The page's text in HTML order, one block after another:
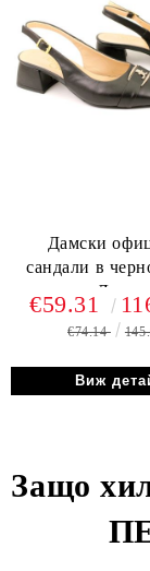
Дамски
сандали в
Лариса
€59.31
€74.14
Виж
Защо